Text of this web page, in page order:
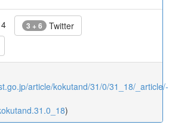
3 + 6 Twitter
article/kokutand/31/0/31_18/_article/-
)